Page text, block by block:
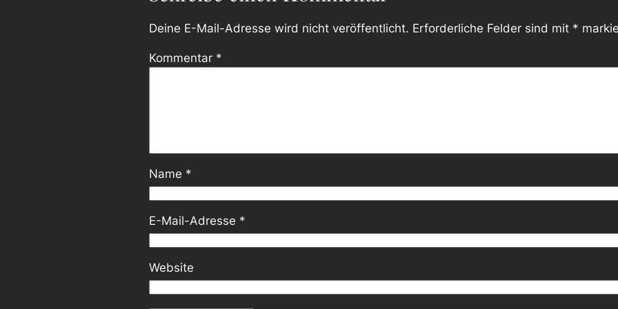
Deine E-Mail-Adresse wird nicht veröffentlicht. Erforderliche Felder sind mit *
Kommentar *
Name *
E-Mail-Adresse *
Website